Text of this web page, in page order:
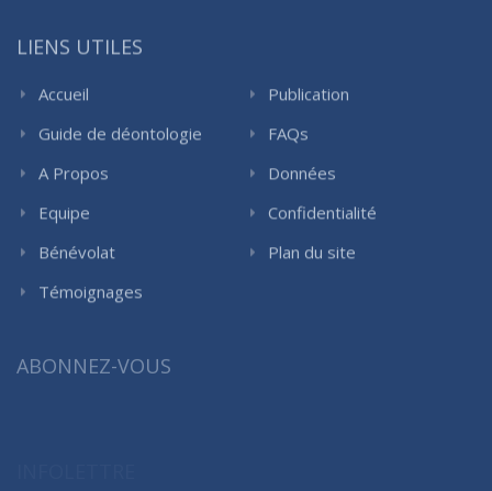
LIENS UTILES
Accueil
Guide de déontologie
A Propos
Equipe
Bénévolat
Témoignages
Publication
FAQs
Données
Confidentialité
Plan du site
ABONNEZ-VOUS